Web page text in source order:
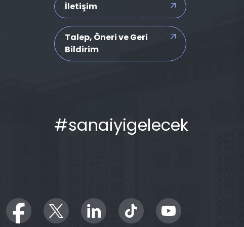
İletişim
Talep, Öneri ve Geri
Bildirim
#sanaiyigelecek